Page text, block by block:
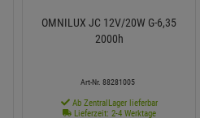
OMNILUX JC 12V/20W G-6,35
2000h
Art-Nr. 88281005
Ab ZentralLager lieferbar
Lieferzeit: 2-4 Werktage